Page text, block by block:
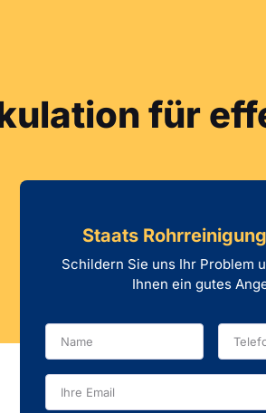
für
Staats
Schildern Sie uns Ihr Problem
Ihnen ein gutes